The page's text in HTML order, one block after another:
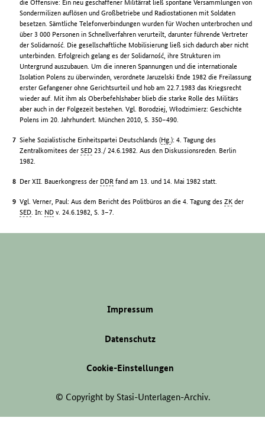
die Offensive: Ein neu geschaffener Militärrat ließ spontane Versammlungen von
Sondermilizen auflösen und Großbetriebe und Radiostationen mit Soldaten
besetzen. Sämtliche Telefonverbindungen wurden für Wochen unterbrochen und
über 3 000 Personen in Schnellverfahren verurteilt, darunter führende Vertreter
der Solidarność. Die gesellschaftliche Mobilisierung ließ sich dadurch aber nicht
unterbinden. Erfolgreich gelang es der Solidarność, ihre Strukturen im
Untergrund auszubauen. Um die inneren Spannungen und die internationale
Isolation Polens zu überwinden, verordnete Jaruzelski Ende 1982 die Freilassung
erster Gefangener ohne Gerichtsurteil und hob am 22.7.1983 das Kriegsrecht
wieder auf. Mit ihm als Oberbefehlshaber blieb die starke Rolle des Militärs
aber auch in der Folgezeit bestehen. Vgl. Borodziej, Włodzimierz: Geschichte
Polens im 20. Jahrhundert. München 2010, S. 350–490.
Siehe Sozialistische Einheitspartei Deutschlands (Hg.): 4. Tagung des
Zentralkomitees derSED 23./ 24.6.1982. Aus den Diskussionsreden. Berlin
1982.
Der XII. Bauerkongress der DDR fand am 13. und 14. Mai 1982 statt.
Vgl. Verner, Paul: Aus dem Bericht des Politbüros an die 4. Tagung desZK der
SED . In: ND v. 24.6.1982, S. 3–7.
Impressum
Datenschutz
Cookie-Einstellungen
© Copyright by Stasi-Unterlagen-Archiv.